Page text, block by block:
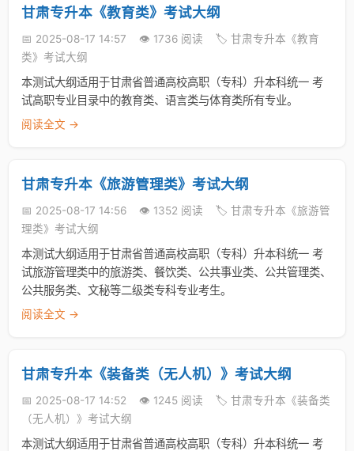
甘肃专升本《教育类》考试大纲
📅 2025-08-17 14:57 👁️ 1736 阅读
🏷️ 甘肃专升本《教育
类》考试大纲
本测试大纲适用于甘肃省普通高校高职（专科）升本科统一 考
试高职专业目录中的教育类、语言类与体育类所有专业。
阅读全文 →
甘肃专升本《旅游管理类》考试大纲
📅 2025-08-17 14:56 👁️ 1352 阅读
🏷️ 甘肃专升本《旅游管
理类》考试大纲
本测试大纲适用于甘肃省普通高校高职（专科）升本科统一 考
试旅游管理类中的旅游类、餐饮类、公共事业类、公共管理类、
公共服务类、文秘等二级类专科专业考生。
阅读全文 →
甘肃专升本《装备类（无人机）》考试大纲
📅 2025-08-17 14:52 👁️ 1245 阅读
🏷️ 甘肃专升本《装备类
（无人机）》考试大纲
本测试大纲适用于甘肃省普通高校高职（专科）升本科统一 考